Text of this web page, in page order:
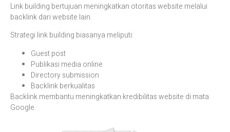
Linkbuilding bertujuan meningkatkan otoritaswebsite melalui
backlinkdariwebsite lain.
Strategi linkbuilding biasanya meliputi:
Guestpost
Publikasi media online
Directorysubmission
Backlinkberkualitas
Backlinkmembantu meningkatkan kredibilitaswebsite di mata
Google.